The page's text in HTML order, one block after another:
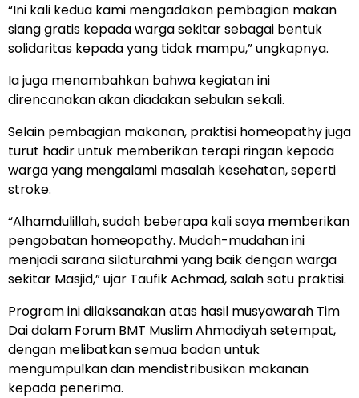
“Ini kali kedua kami mengadakan pembagian makan
siang gratis kepada warga sekitar sebagai bentuk
solidaritas kepada yang tidak mampu,” ungkapnya.
Ia juga menambahkan bahwa kegiatan ini
direncanakan akan diadakan sebulan sekali.
Selain pembagian makanan, praktisi homeopathy juga
turut hadir untuk memberikan terapi ringan kepada
warga yang mengalami masalah kesehatan, seperti
stroke.
“Alhamdulillah, sudah beberapa kali saya memberikan
pengobatan homeopathy. Mudah-mudahan ini
menjadi sarana silaturahmi yang baik dengan warga
sekitar Masjid,” ujar Taufik Achmad, salah satu praktisi.
Program ini dilaksanakan atas hasil musyawarah Tim
Dai dalam Forum BMT Muslim Ahmadiyah setempat,
dengan melibatkan semua badan untuk
mengumpulkan dan mendistribusikan makanan
kepada penerima.